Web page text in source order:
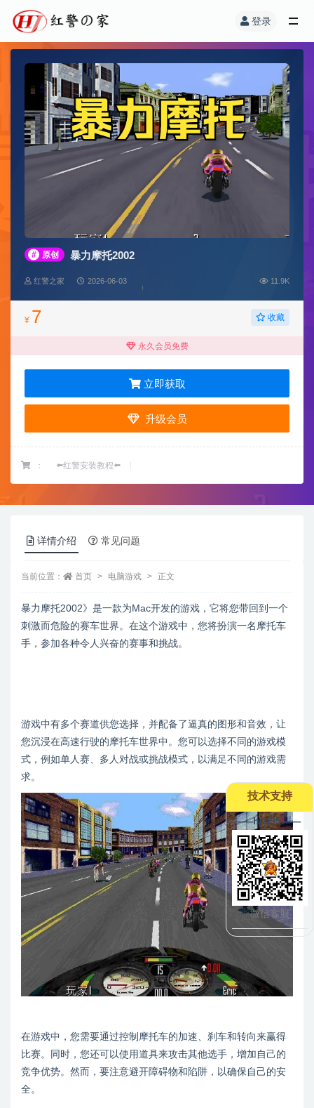
登录
# 原创 暴力摩托2002
红警之家 2026-06-03 11.9K
¥ 7 收藏
永久会员免费
立即获取
升级会员
： ⬅️红警安装教程⬅️
详情介绍 常见问题
当前位置： 首页 电脑游戏 正文
暴力摩托2002》是一款为Mac开发的游戏，它将您带回到一个
刺激而危险的赛车世界。在这个游戏中，您将扮演一名摩托车
手，参加各种令人兴奋的赛事和挑战。
游戏中有多个赛道供您选择，并配备了逼真的图形和音效，让
您沉浸在高速行驶的摩托车世界中。您可以选择不同的游戏模
式，例如单人赛、多人对战或挑战模式，以满足不同的游戏需
求。
在游戏中，您需要通过控制摩托车的加速、刹车和转向来赢得
比赛。同时，您还可以使用道具来攻击其他选手，增加自己的
竞争优势。然而，要注意避开障碍物和陷阱，以确保自己的安
全。
技术支持
--——hjzj95——
微信客服